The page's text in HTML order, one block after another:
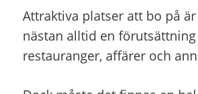
Attraktiva platser att bo på
nästan alltid en
restauranger, affärer och